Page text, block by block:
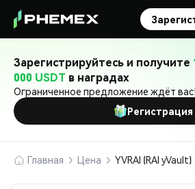
Зарегистрируйтесь и получите
000 USDT в наградах
Ограниченное предложение ждёт
Регистрация
Главная Цена YVRAI (RAI yVault)